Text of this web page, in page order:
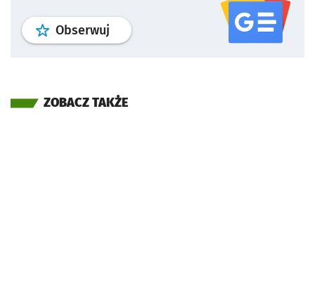
Obserwuj profil serwisu
ZOBACZ TAKŻE